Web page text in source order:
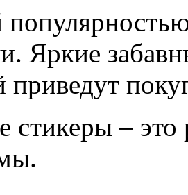
Яркие
приведут
стикеры – это